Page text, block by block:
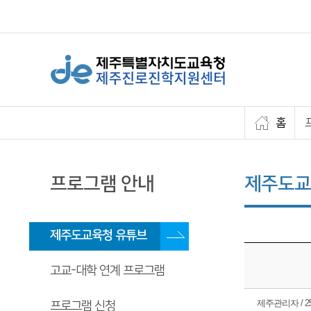
홈
프로그램 안내
제주도교육청 유튜브
고교-대학 연계 프로그램
프로그램 신청
제주도
제주관리자 /